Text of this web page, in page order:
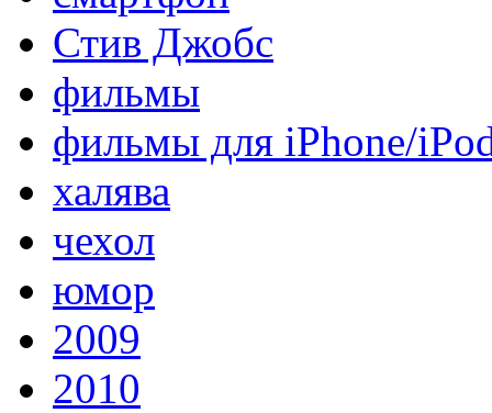
Стив Джобс
фильмы
фильмы для iPhone/
халява
чехол
юмор
2009
2010